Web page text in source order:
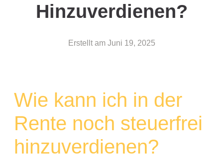
Hinzuverdienen?
Erstellt am Juni 19, 2025
Wie kann ich in der
Rente noch steuerfrei
hinzuverdienen?